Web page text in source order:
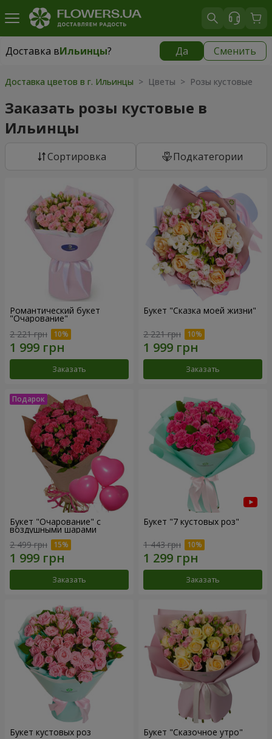
Доставка вИльинцы? Да Сменить
Доставка вИльинцы|
Доставка цветов в г. Ильинцы > Цветы > Розы кустовые
Заказать розы кустовые в
Ильинцы
Cортировка Подкатегории
Романтический букет
"Очарование"
2 221 грн
Заказать
Букет "Сказка моей жизни"
2 221 грн
Заказать
Букет "Очарование" с
воздушными шарами
2 499 грн
Заказать
Букет "7 кустовых роз"
1 443 грн
Заказать
Букет кустовых роз Букет "Сказочное утро"